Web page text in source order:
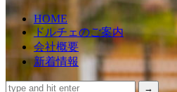
ロ
ン
ド
HOME
ドルチェのご案内
会社概要
新着情報